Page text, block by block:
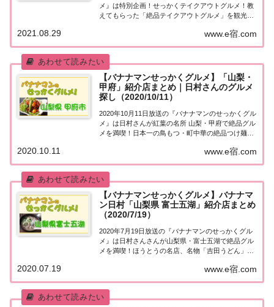
メ』は特別企画！せっかくテイクアウトグルメ！教
えてもらった「絶品テイクアウトグルメ」を観光協
富士五湖！紹介された情報をまとめました！せっか
くテイクアウトグルメ「富士五湖」今日は特別企...
www.e宿.com
2021.08.29
【バナナマンせっかくグルメ】「山梨・
甲府」紹介店まとめ｜日村さんのグルメ
探し（2020/10/11）
2020年10月11日放送の『バナナマンのせっかくグル
メ』は日村さんが紅葉の名所 山梨・甲府で絶品グル
メを満喫！日本一の鳥もつ・町中華の絶品つけ麺な
ら！日村さんが「山梨・甲府」へ！地元の人に「せ
っかくこの町に来たなら食べたほうがいいグ...
www.e宿.com
2020.10.11
【バナナマンせっかくグルメ】バナナマ
ン日村「山梨県 富士五湖」紹介店まとめ
（2020/7/19）
2020年7月19日放送の『バナナマンのせっかくグル
メ』は日村さんさんが山梨県・富士五湖で絶品グル
メを満喫！ほうとうの名店、名物「吉田うどん」、
ップルパイ、超特大エビフライなど、紹介されたお
店をまとめました！詳しくはこちら！日村さんが...
www.e宿.com
2020.07.19